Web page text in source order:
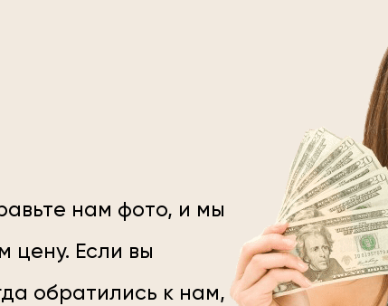
нам фото, и мы
цену. Если вы
обратились к нам,